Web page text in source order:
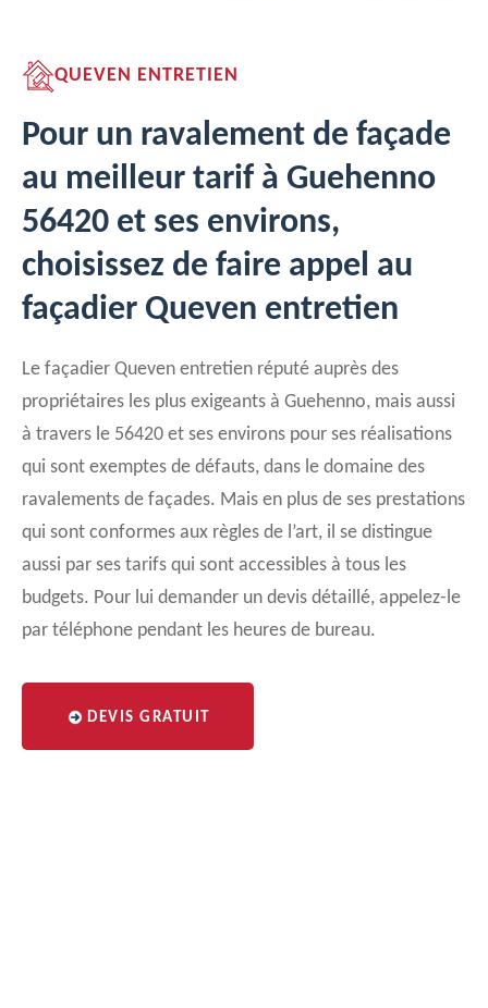
QUEVEN ENTRETIEN
Pour un ravalement de façade
au meilleur tarif à Guehenno
56420 et ses environs,
choisissez de faire appel au
façadier Queven entretien
Le façadier Queven entretien réputé auprès des
propriétaires les plus exigeants à Guehenno, mais aussi
à travers le 56420 et ses environs pour ses réalisations
qui sont exemptes de défauts, dans le domaine des
ravalements de façades. Mais en plus de ses prestations
qui sont conformes aux règles de l’art, il se distingue
aussi par ses tarifs qui sont accessibles à tous les
budgets. Pour lui demander un devis détaillé, appelez-le
par téléphone pendant les heures de bureau.
DEVIS GRATUIT